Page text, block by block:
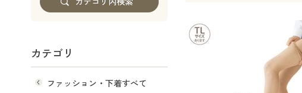
カテゴリ
ファッション・下着すべて